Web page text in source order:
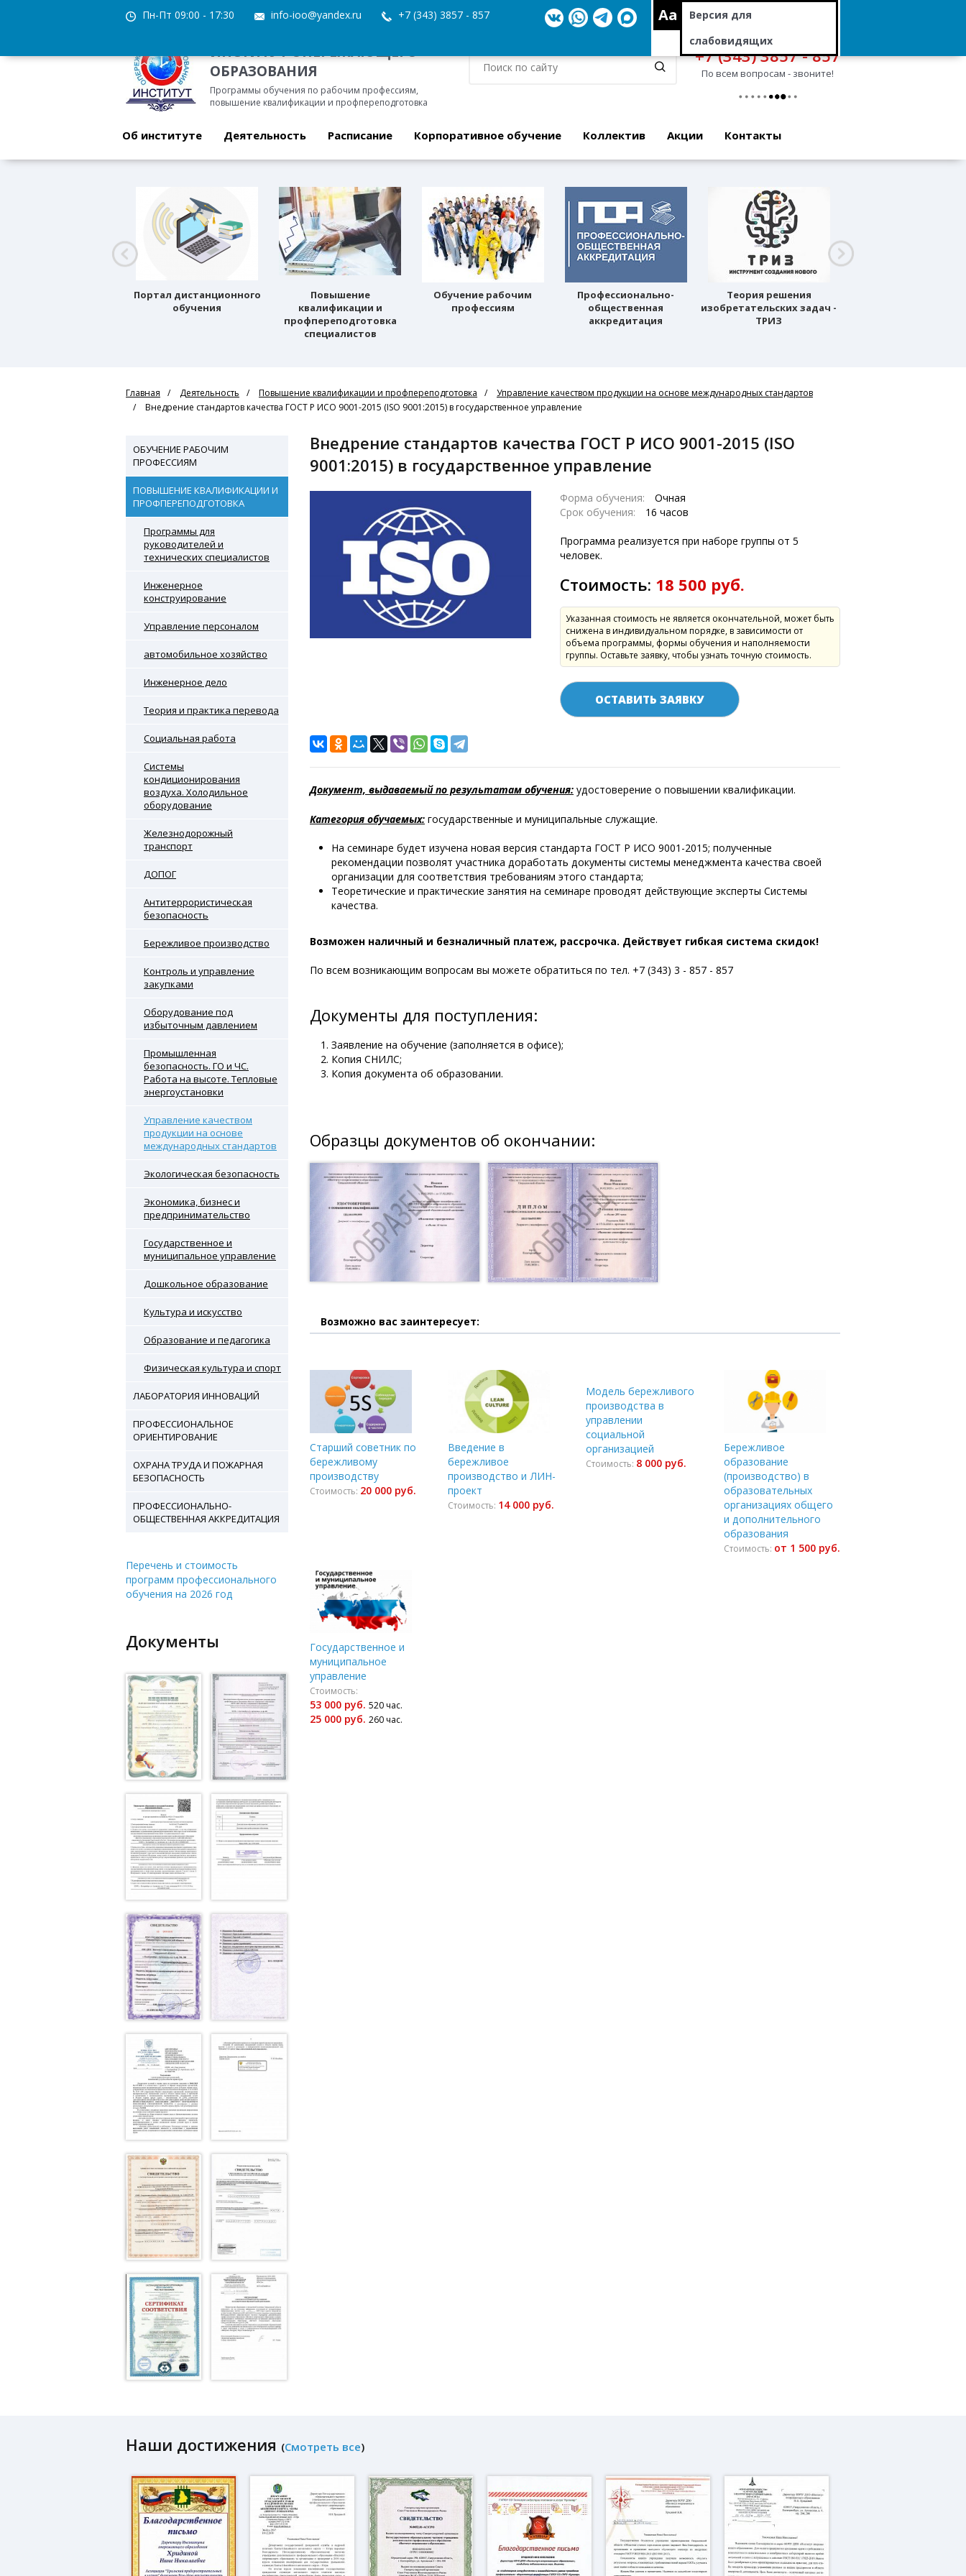
Пн-Пт 09:00 - 17:30 info-ioo@yandex.ru +7 (343) 3857 - 857 Aa
Версия для
слабовидящих
ИНСТИТУТ ОПЕРЕЖАЮЩЕГО
ОБРАЗОВАНИЯ
Программы обучения по рабочим профессиям,
повышение квалификации и профпереподготовка
+7 (343) 3857 - 857
По всем вопросам - звоните!
Об институте Деятельность Расписание Корпоративное обучение Коллектив Акции Контакты
Портал дистанционного
обучения
Повышение
квалификации и
профпереподготовка
специалистов
Обучение рабочим
профессиям
Профессионально-
общественная
аккредитация
Теория решения
изобретательских задач -
ТРИЗ
Главная Деятельность Повышение квалификации и профпереподготовка
Управление качеством продукции на основе международных стандартов
Внедрение стандартов качества ГОСТ Р ИСО 9001-2015 (ISO 9001:2015) в государственное управление
ОБУЧЕНИЕ РАБОЧИМ
ПРОФЕССИЯМ
ПОВЫШЕНИЕ КВАЛИФИКАЦИИ И
ПРОФПЕРЕПОДГОТОВКА
Программы для
руководителей и
технических специалистов
Инженерное
конструирование
Управление персоналом
автомобильное хозяйство
Инженерное дело
Теория и практика перевода
Социальная работа
Системы
кондиционирования
воздуха. Холодильное
оборудование
Железнодорожный
транспорт
ДОПОГ
Антитеррористическая
безопасность
Бережливое производство
Контроль и управление
закупками
Оборудование под
избыточным давлением
Промышленная
безопасность. ГО и ЧС.
Работа на высоте. Тепловые
энергоустановки
Управление качеством
продукции на основе
международных стандартов
Экологическая безопасность
Экономика, бизнес и
предпринимательство
Государственное и
муниципальное управление
Дошкольное образование
Культура и искусство
Образование и педагогика
Физическая культура и спорт
ЛАБОРАТОРИЯ ИННОВАЦИЙ
ПРОФЕССИОНАЛЬНОЕ
ОРИЕНТИРОВАНИЕ
ОХРАНА ТРУДА И ПОЖАРНАЯ
БЕЗОПАСНОСТЬ
ПРОФЕССИОНАЛЬНО-
ОБЩЕСТВЕННАЯ АККРЕДИТАЦИЯ
Перечень и стоимость
программ профессионального
обучения на 2026 год
Документы
Внедрение стандартов качества ГОСТ Р ИСО 9001-2015 (ISO
9001:2015) в государственное управление
Форма обучения:
Очная
Срок обучения:
16 часов
Программа реализуется при наборе группы от 5
человек.
Стоимость: 18 500 руб.
Указанная стоимость не является окончательной, может быть
снижена в индивидуальном порядке, в зависимости от
объема программы, формы обучения и наполняемости
группы. Оставьте заявку, чтобы узнать точную стоимость.
ОСТАВИТЬ ЗАЯВКУ
Документ, выдаваемый по результатам обучения: удостоверение о повышении квалификации.
Категория обучаемых: государственные и муниципальные служащие.
На семинаре будет изучена новая версия стандарта ГОСТ Р ИСО 9001-2015; полученные
рекомендации позволят участника доработать документы системы менеджмента качества своей
организации для соответствия требованиям этого стандарта;
Теоретические и практические занятия на семинаре проводят действующие эксперты Системы
качества.
Возможен наличный и безналичный платеж, рассрочка. Действует гибкая система скидок!
По всем возникающим вопросам вы можете обратиться по тел. +7 (343) 3 - 857 - 857
Документы для поступления:
Заявление на обучение (заполняется в офисе);
Копия СНИЛС;
Копия документа об образовании.
Образцы документов об окончании:
Возможно вас заинтересует:
Старший советник по
бережливому
производству
Стоимость: 20 000 руб.
Введение в
бережливое
производство и ЛИН-
проект
Стоимость: 14 000 руб.
Модель бережливого
производства в
управлении
социальной
организацией
Стоимость: 8 000 руб.
Бережливое
образование
(производство) в
образовательных
организациях общего
и дополнительного
образования
Стоимость: от 1 500 руб.
Государственное и
муниципальное
управление
Стоимость:
53 000 руб. 520 час.
25 000 руб. 260 час.
Наши достижения (Смотреть все)